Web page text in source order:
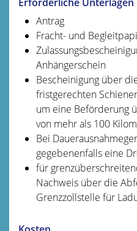
Antrag
Fracht- und
Anhängerschein
Bescheinigung über
fristgerechten
um eine Beförderung
von mehr als 100
Bei
gegebenenfalls eine
für
Nachweis über die
Grenzzollstelle für